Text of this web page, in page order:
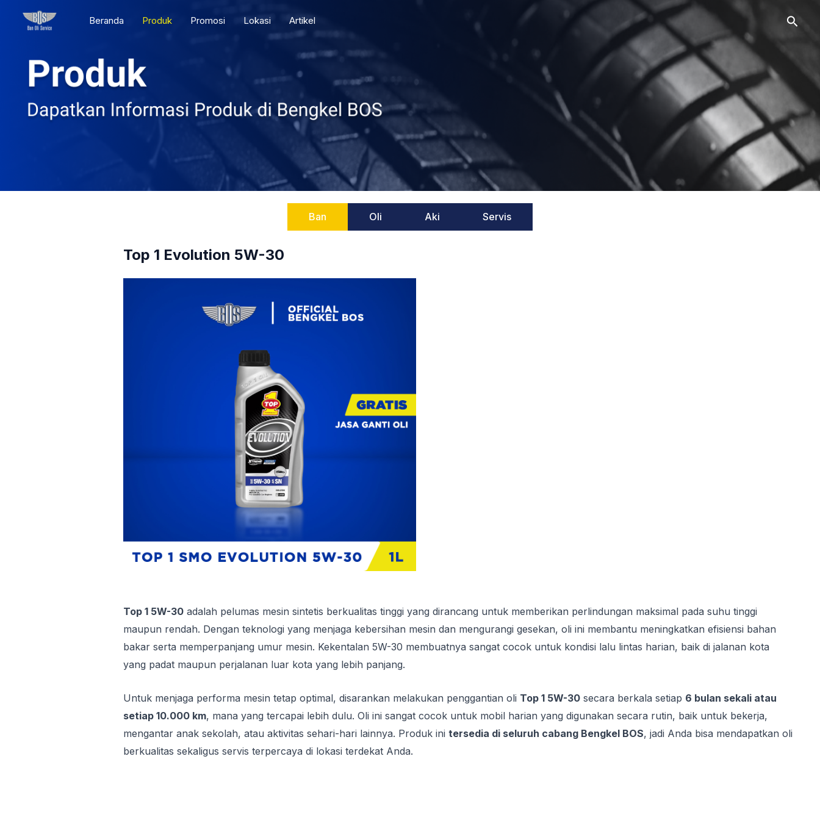
Beranda Produk Promosi Lokasi Artikel
Ban Oli Aki Servis
Top 1 Evolution 5W-30
Top 1 5W-30 adalah pelumas mesin sintetis berkualitas tinggi yang dirancang untuk memberikan perlindungan maksimal pada suhu tinggi
maupun rendah. Dengan teknologi yang menjaga kebersihan mesin dan mengurangi gesekan, oli ini membantu meningkatkan efisiensi bahan
bakar serta memperpanjang umur mesin. Kekentalan 5W-30 membuatnya sangat cocok untuk kondisi lalu lintas harian, baik di jalanan kota
yang padat maupun perjalanan luar kota yang lebih panjang.
Untuk menjaga performa mesin tetap optimal, disarankan melakukan penggantian oli Top 1 5W-30 secara berkala setiap 6 bulan sekali atau
setiap 10.000 km, mana yang tercapai lebih dulu. Oli ini sangat cocok untuk mobil harian yang digunakan secara rutin, baik untuk bekerja,
mengantar anak sekolah, atau aktivitas sehari-hari lainnya. Produk ini tersedia di seluruh cabang Bengkel BOS, jadi Anda bisa mendapatkan oli
berkualitas sekaligus servis terpercaya di lokasi terdekat Anda.